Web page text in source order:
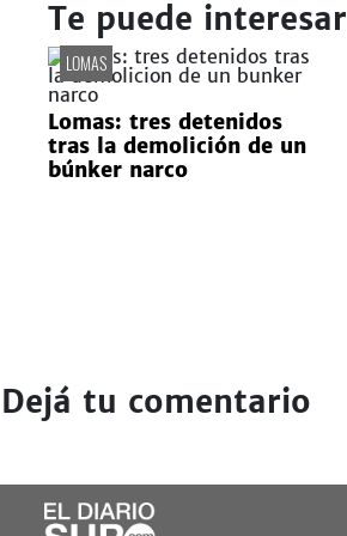
Te puede interesar
LOMAS
Lomas: tres detenidos
tras la demolición de un
búnker narco
Dejá tu comentario